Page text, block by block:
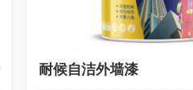
耐候自洁外墙漆